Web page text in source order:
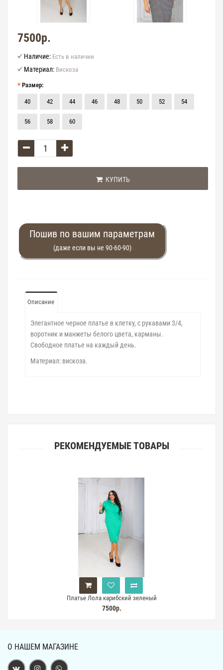
7500р.
Наличие: Есть в наличии
Материал: Вискоза
Размер:
40 42 44 46 48 50 52 54
56 58 60
КУПИТЬ
Пошив по вашим параметрам
(даже если вы не 90-60-90)
Описание
Элегантное черное платье в клетку, с рукавами 3/4,
воротник и манжеты белого цвета, карманы.
Свободное платье на каждый день.
Материал: вискоза.
РЕКОМЕНДУЕМЫЕ ТОВАРЫ
Платье Лола карибский зеленый
7500р.
О НАШЕМ МАГАЗИНЕ